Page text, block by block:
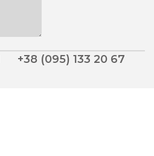
+38 (095) 133 20 67